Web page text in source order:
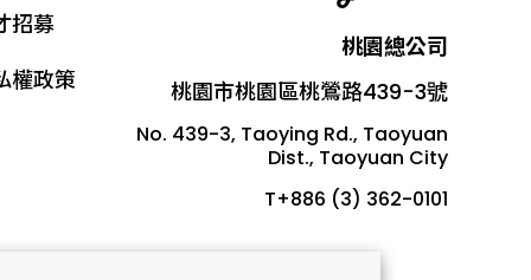
招募
權政策
桃園總公司
桃園市桃園區桃鶯路439-3號
No. 439-3, Taoying Rd., Taoyuan
Dist., Taoyuan City
T+886 (3) 362-0101